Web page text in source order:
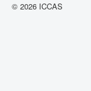
© 2026 ICCAS